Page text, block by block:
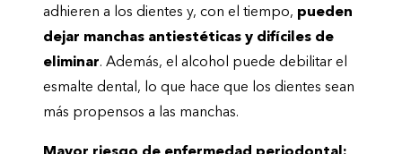
adhieren a los dientes y, con el tiempo, pueden
dejar manchas antiestéticas y difíciles de
eliminar. Además, el alcohol puede debilitar el
esmalte dental, lo que hace que los dientes sean
más propensos a las manchas.